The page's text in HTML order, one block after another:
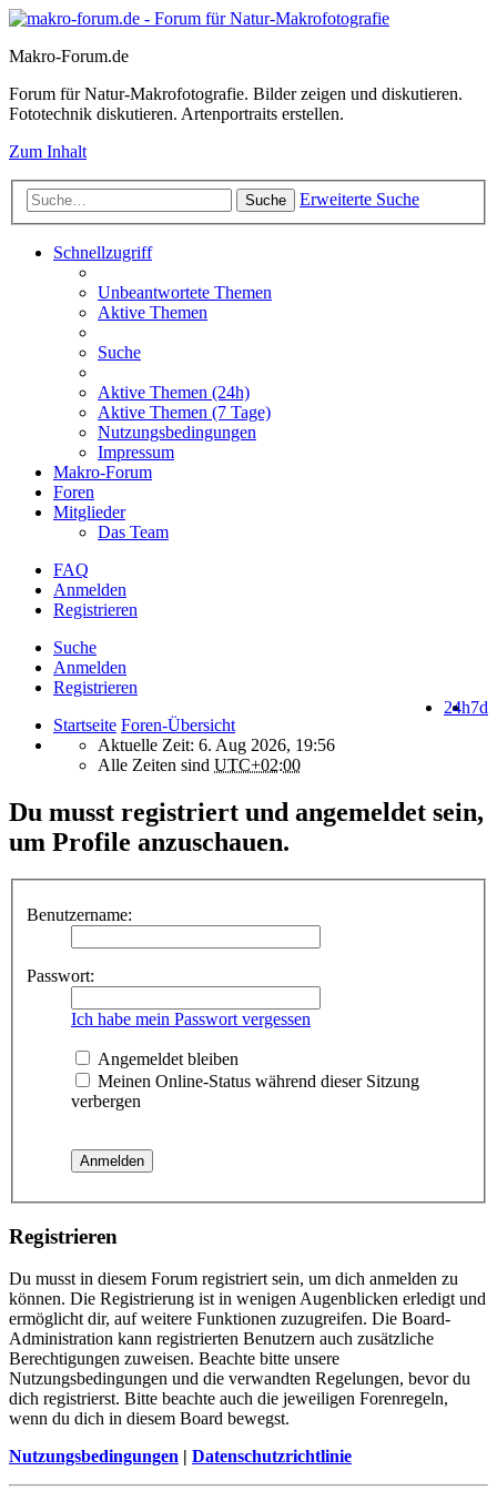
Makro-Forum.de
Forum für Natur-Makrofotografie. Bilder zeigen und diskutieren.
Fototechnik diskutieren. Artenportraits erstellen.
Zum Inhalt
Suche Erweiterte Suche
Schnellzugriff
Unbeantwortete Themen
Aktive Themen
Suche
Aktive Themen (24h)
Aktive Themen (7 Tage)
Nutzungsbedingungen
Impressum
Makro-Forum
Foren
Mitglieder
Das Team
FAQ
Anmelden
Registrieren
Suche
Anmelden
Registrieren
7d
24h
Startseite Foren-Übersicht
Aktuelle Zeit: 6. Aug 2026, 19:56
Alle Zeiten sind UTC+02:00
Du musst registriert und angemeldet sein,
um Profile anzuschauen.
Benutzername:
Passwort:
Ich habe mein Passwort vergessen
Angemeldet bleiben
Meinen Online-Status während dieser Sitzung
verbergen
Registrieren
Du musst in diesem Forum registriert sein, um dich anmelden zu
können. Die Registrierung ist in wenigen Augenblicken erledigt und
ermöglicht dir, auf weitere Funktionen zuzugreifen. Die Board-
Administration kann registrierten Benutzern auch zusätzliche
Berechtigungen zuweisen. Beachte bitte unsere
Nutzungsbedingungen und die verwandten Regelungen, bevor du
dich registrierst. Bitte beachte auch die jeweiligen Forenregeln,
wenn du dich in diesem Board bewegst.
Nutzungsbedingungen | Datenschutzrichtlinie